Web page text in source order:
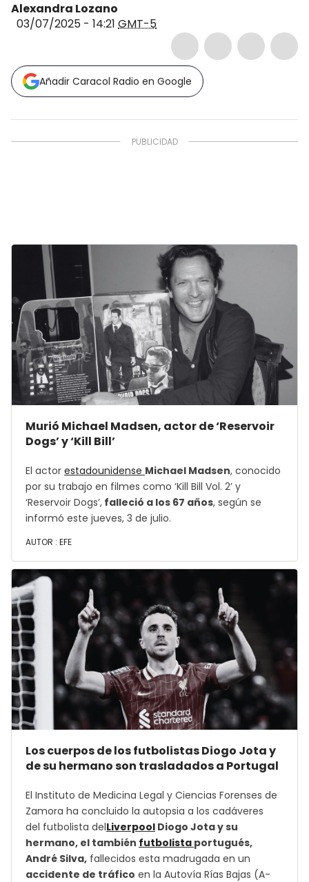
Alexandra Lozano
03/07/2025 - 14:21 GMT-5
Añadir Caracol Radio en Google
Murió Michael Madsen, actor de ‘Reservoir
Dogs’ y ‘Kill Bill’
El actor estadounidense Michael Madsen, conocido
por su trabajo en filmes como ‘Kill Bill Vol. 2’ y
‘Reservoir Dogs’, falleció a los 67 años, según se
informó este jueves, 3 de julio.
AUTOR : EFE
Los cuerpos de los futbolistas Diogo Jota y
de su hermano son trasladados a Portugal
El Instituto de Medicina Legal y Ciencias Forenses de
Zamora ha concluido la autopsia a los cadáveres
del futbolista delLiverpool Diogo Jota y su
hermano, el también futbolista portugués,
André Silva, fallecidos esta madrugada en un
accidente de tráfico en la Autovía Rías Bajas (A-